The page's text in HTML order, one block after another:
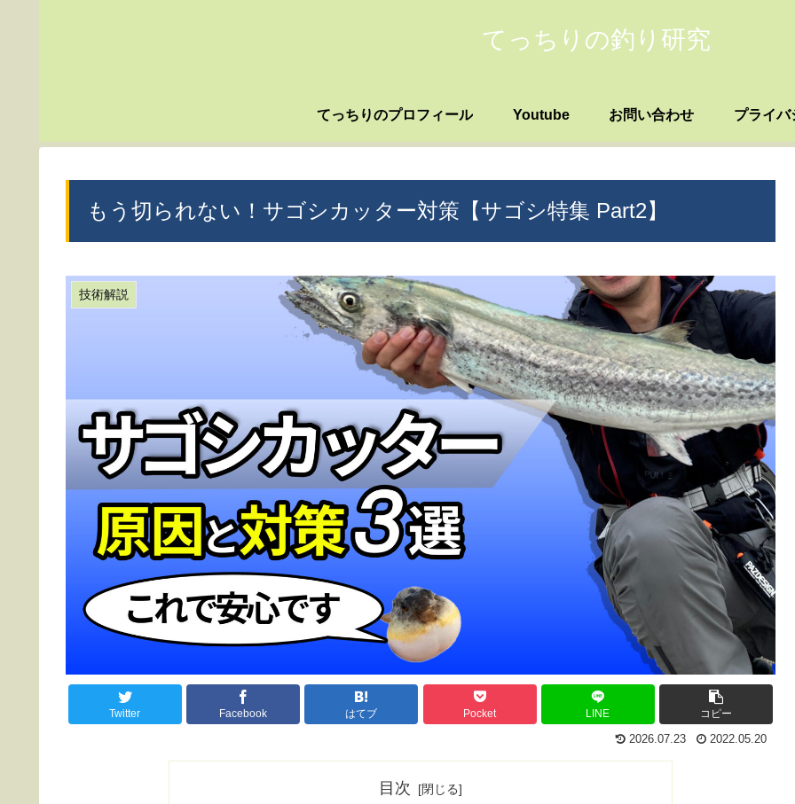
てっちりの釣り研究
てっちりのプロフィール Youtube お問い合わせ プライバ
もう切られない！サゴシカッター対策【サゴシ特集 Part2】
技術解説
Twitter Facebook はてブ Pocket LINE コピー
2026.07.23 2022.05.20
目次